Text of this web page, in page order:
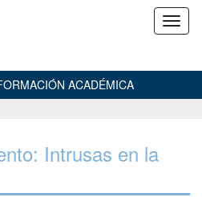
ACADÉMICA
Intrusas en la